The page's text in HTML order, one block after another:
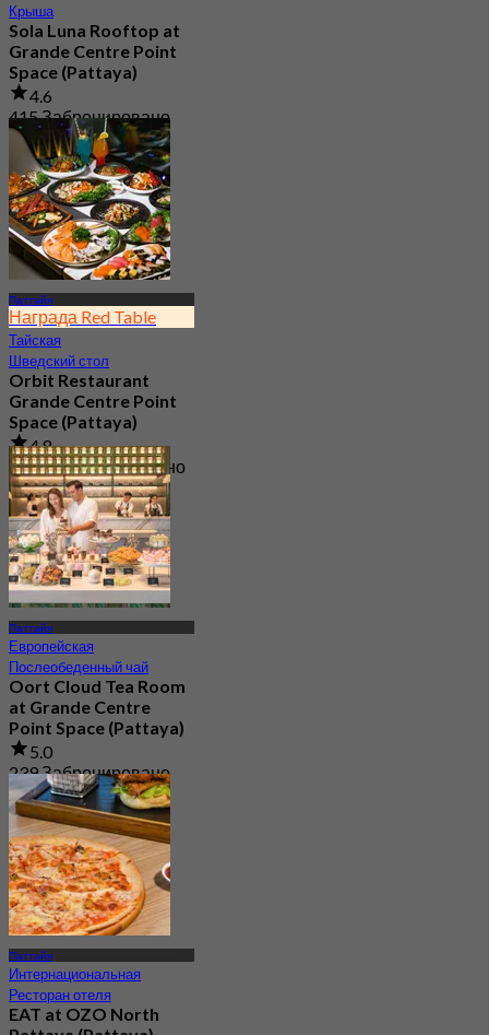
Крыша
Sola Luna Rooftop at
Grande Centre Point
Space (Pattaya)
4.6
415 Забронировано
От ฿ 645
Паттайя
Награда Red Table
Тайская
Шведский стол
Orbit Restaurant
Grande Centre Point
Space (Pattaya)
4.8
21.9K Забронировано
От฿ 1,290
Паттайя
Европейская
Послеобеденный чай
Oort Cloud Tea Room
at Grande Centre
Point Space (Pattaya)
5.0
239 Забронировано
От฿ 499.5
Паттайя
Интернациональная
Ресторан отеля
EAT at OZO North